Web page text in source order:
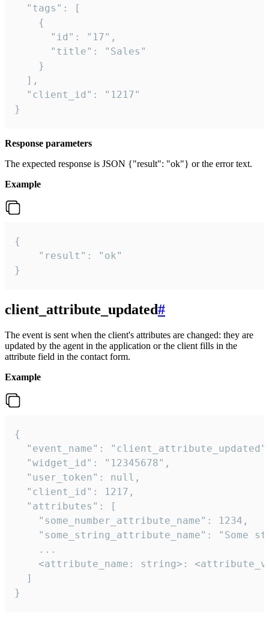
  "tags": [
    {
      "id": "17",
      "title": "Sales"
    }
  ],
  "client_id": "1217"
}
Response parameters
The expected response is JSON {"result": "ok"} or the error text.
Example
{
    "result": "ok"
}
client_attribute_updated#
The event is sent when the client's attributes are changed: they are
updated by the agent in the application or the client fills in the
attribute field in the contact form.
Example
{
"event_name":
  "widget_id": "12345678",
  "user_token": null,
  "client_id": 1217,
  "attributes": [
    "some_number_attribute_name": 1234,
"some_string_attribute_name": "Some
    ...
<attribute_name: string>:
  ]
}